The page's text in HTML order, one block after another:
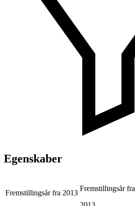
Egenskaber
Fremstillingsår fra 2013
Fremstillingsår fra